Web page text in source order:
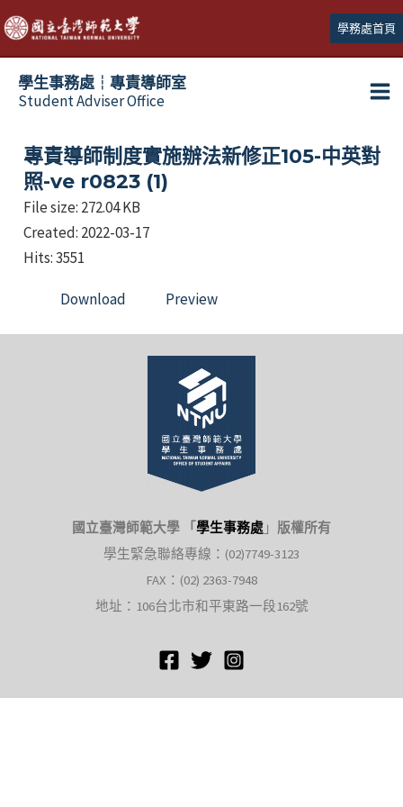
跳
至
主
學務處首頁
學生事務處┆專責導師室
Student Adviser Office
專責導師制度實施辦法新修正105-中英對
照-ve r0823 (1)
File size: 272.04 KB
Created: 2022-03-17
Hits: 3551
Download Preview
國立臺灣師範大學 「 學生事務處 」 版權所有
學生緊急聯絡專線：(02)7749-3123
FAX：(02) 2363-7948
地址：106台北市和平東路一段162號